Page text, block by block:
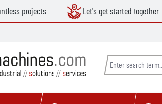
projects Let's get started together